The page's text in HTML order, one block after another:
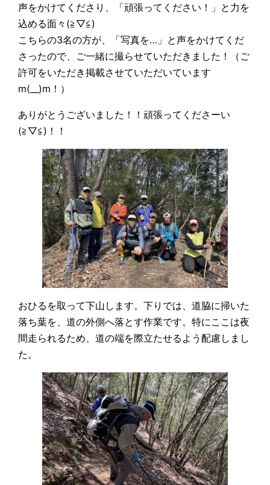
声をかけてくださり、「頑張ってください！」と力を
込める面々(≧▽≦)
こちらの3名の方が、「写真を…」と声をかけてくだ
さったので、ご一緒に撮らせていただきました！（ご
許可をいただき掲載させていただいています
m(__)m！）
ありがとうございました！！頑張ってくださーい
(≧▽≦)！！
おひるを取って下山します。下りでは、道脇に掃いた
落ち葉を、道の外側へ落とす作業です。特にここは夜
間走られるため、道の端を際立たせるよう配慮しまし
た。